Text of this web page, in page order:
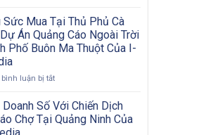
nét
về
OOH
Cơ
hội
vàng
cho
nghiệp
Nam
trong
kỷ
Cáo
Biển
Bảng
Pano
Hướng
Toàn
Diện
&
Mua Tại Thủ Phủ Cà
Án Quảng Cáo Ngoài Trời
Phố Buôn Ma Thuột Của I-
luận bị tắtở
Đầu
Sức
Mua
Doanh Số Với Chiến Dịch
Chợ Tại Quảng Ninh Của